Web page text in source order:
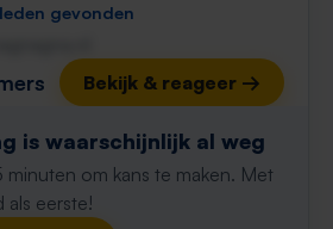
gevonden
Bekijk & reageer →
is waarschijnlijk al weg
minuten om kans te maken. Met
als eerste!